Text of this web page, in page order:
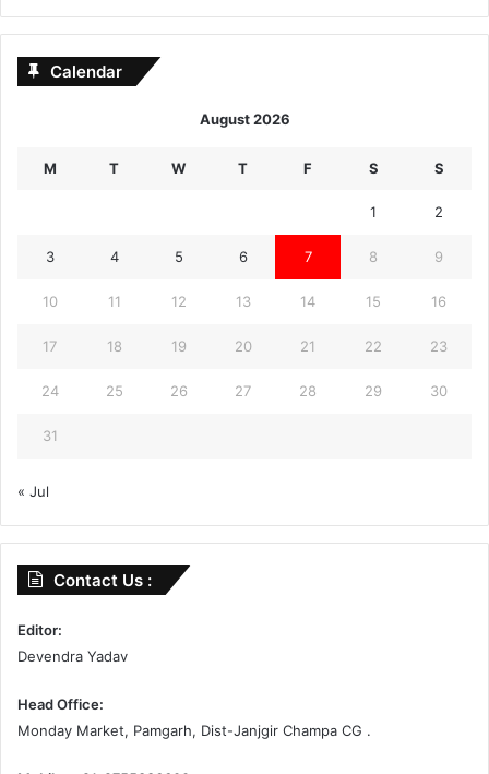
Calendar
August 2026
M T W T F S S
1 2
3 4 5 6 7 8 9
10 11 12 13 14 15 16
17 18 19 20 21 22 23
24 25 26 27 28 29 30
31
« Jul
Contact Us :
Editor:
Devendra Yadav
Head Office:
Monday Market, Pamgarh, Dist-Janjgir Champa CG .